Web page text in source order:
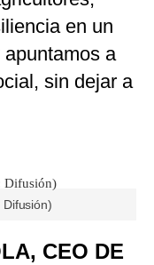
en un
a
sin dejar a
CEO DE